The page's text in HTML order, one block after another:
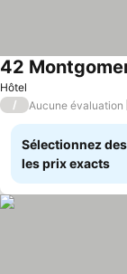
Hôtel
42
/ Aucune évaluation
Sélectionnez
les prix exacts